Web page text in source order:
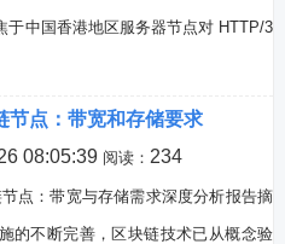
于中国香港地区服务器节点对 HTTP/3
节点：带宽和存储要求
08:05:39 阅读： 234
点：带宽与存储需求深度分析报告摘
的不断完善，区块链技术已从概念验